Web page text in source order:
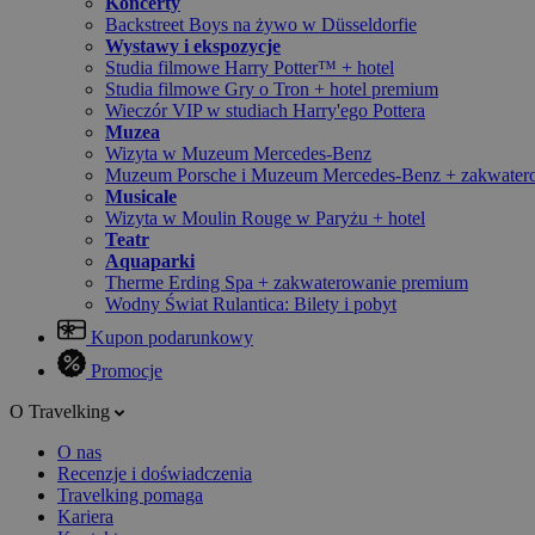
Backstreet Boys na żywo w Düsseldorfie
Wystawy i ekspozycje
Studia filmowe Harry Potter™ + hotel
Studia filmowe Gry o Tron + hotel premium
Wieczór VIP w studiach Harry'ego Pottera
Muzea
Wizyta w Muzeum Mercedes-Benz
Muzeum Porsche i Muzeum Mercedes-Benz +
Musicale
Wizyta w Moulin Rouge w Paryżu + hotel
Teatr
Aquaparki
Therme Erding Spa + zakwaterowanie premium
Wodny Świat Rulantica: Bilety i pobyt
Kupon podarunkowy
Promocje
O Travelking
O nas
Recenzje i doświadczenia
Travelking pomaga
Kariera